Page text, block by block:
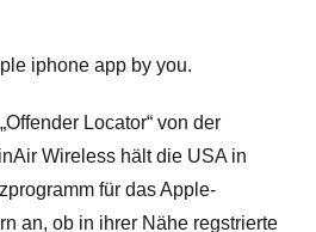
Locator“ von der
Wireless hält die USA in
für das Apple-
an, ob in ihrer Nähe regstrierte